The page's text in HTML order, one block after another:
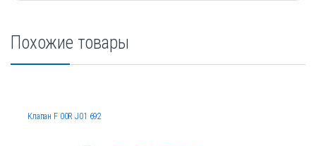
Похожие товары
Клапан F 00R J01 692